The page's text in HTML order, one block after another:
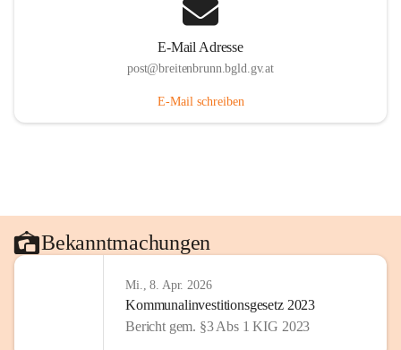
E-Mail Adresse
post@breitenbrunn.bgld.gv.at
E-Mail schreiben
Bekanntmachungen
Mi., 8. Apr. 2026
Kommunalinvestitionsgesetz 2023
Bericht gem. §3 Abs 1 KIG 2023